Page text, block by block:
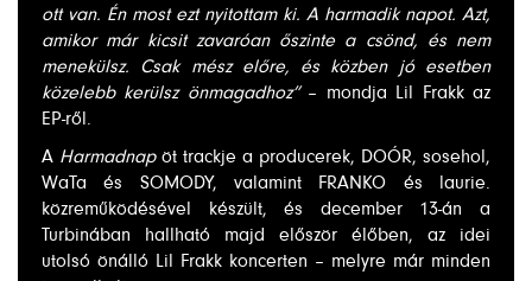
ott van. Én most ezt nyitottam ki. A harmadik napot. Azt,
amikor már kicsit zavaróan őszinte a csönd, és nem
menekülsz. Csak mész előre, és közben jó esetben
közelebb kerülsz önmagadhoz”– mondja Lil Frakk az
EP-ről.
A Harmadnapöt trackje a producerek, DOÓR, sosehol,
WaTa és SOMODY, valamint FRANKO és laurie.
közreműködésével készült, és december 13-án a
Turbinában hallható majd először élőben, az idei
utolsó önálló Lil Frakk koncerten – melyre már minden